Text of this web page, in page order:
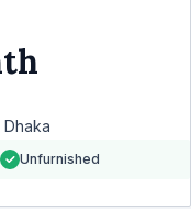
Unfurnished